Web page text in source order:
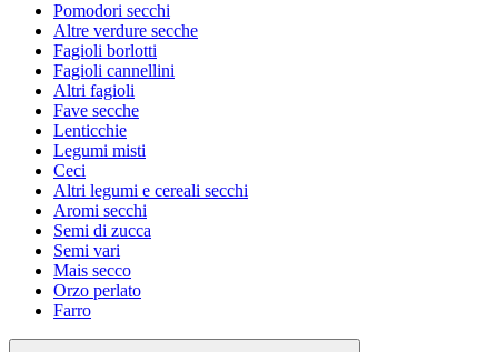
Pomodori secchi
Altre verdure secche
Fagioli borlotti
Fagioli cannellini
Altri fagioli
Fave secche
Lenticchie
Legumi misti
Ceci
Altri legumi e cereali secchi
Aromi secchi
Semi di zucca
Semi vari
Mais secco
Orzo perlato
Farro